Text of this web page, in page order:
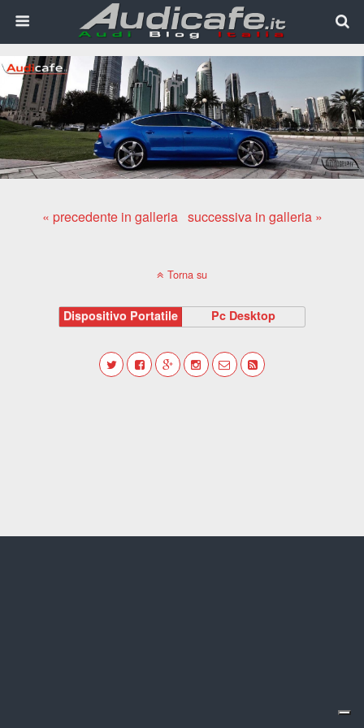
« precedente in galleria successiva in galleria »
Torna su
Dispositivo Portatile Pc Desktop